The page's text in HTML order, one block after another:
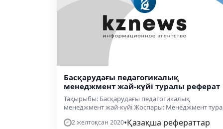
Басқарудағы педагогикалық
менеджмент жай-күйі туралы реферат
Тақырыбы: Басқарудағы педагогикалық
менеджмент жай-күйі Жоспары: Менеджмент
2 желтоқсан 2020•Қазақша рефераттар